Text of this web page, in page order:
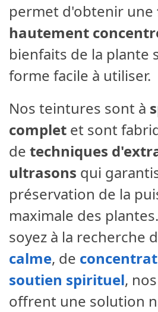
permet d'obtenir une
hautement
bienfaits de la plante
forme facile à utiliser.
Nos teintures sont à
complet et sont
de techniques
ultrasons qui
préservation de la
maximale des
soyez à la recherche
calme, de
soutien spirituel,
offrent une solution